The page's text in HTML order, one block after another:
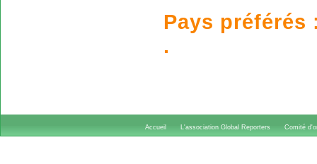
Pays préférés
.
Accueil L'association Global Reporters Comité